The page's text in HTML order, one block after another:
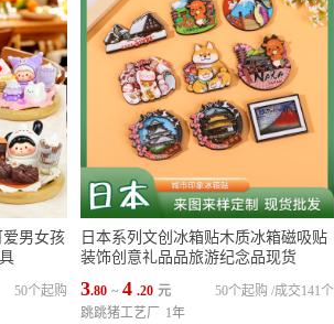
男女孩
50个起购
日本系列文创冰箱贴木质冰箱磁吸贴
装饰创意礼品品旅游纪念品现货
3.80 ~ 4 .20 元 成交141个
50个起购 /
跳跳猪工艺厂
1年